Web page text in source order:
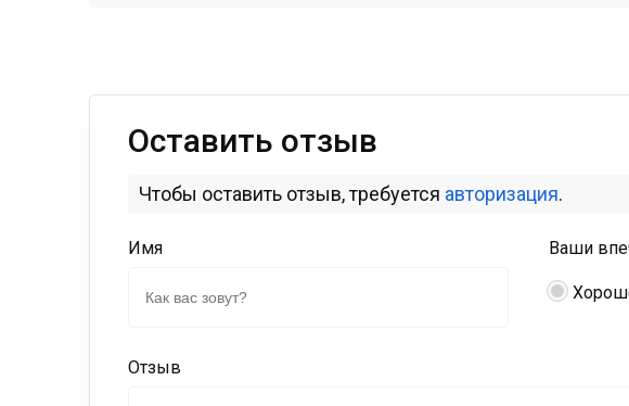
Оставить отзыв
Чтобы оставить отзыв, требуется авторизация.
Имя Ваши
Отзыв